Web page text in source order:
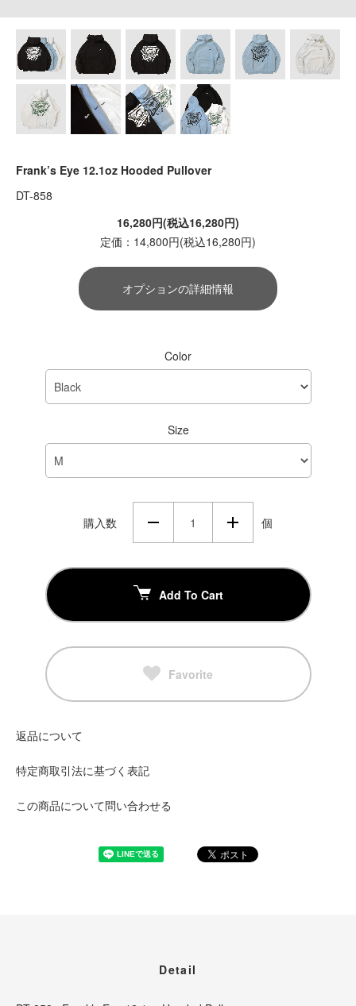
Frank’s Eye 12.1oz Hooded Pullover
DT-858
16,280円(税込16,280円)
定価：14,800円(税込16,280円)
オプションの詳細情報
Color
Size
購入数 個
Add To Cart
Favorite
返品について
特定商取引法に基づく表記
この商品について問い合わせる
Detail